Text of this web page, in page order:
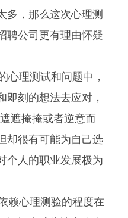
多，那么这次心理测
聘公司更有理由怀疑
理测试和问题中，
即刻的想法去应对，
遮掩掩或者逆意而
却很有可能为自己选
个人的职业发展极为
心理测验的程度在